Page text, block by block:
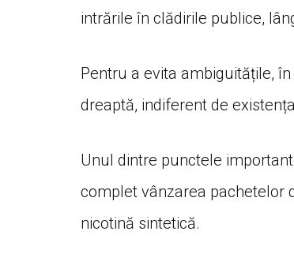
intrările în clădirile publice,
Pentru a evita ambiguitățile,
dreaptă, indiferent de
Unul dintre punctele
complet vânzarea pachetelor
nicotină sintetică.